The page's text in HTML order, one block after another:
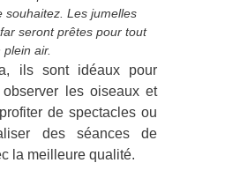
souhaitez. Les jumelles
seront prêtes pour tout
plein air.
ils sont idéaux pour
observer les oiseaux et
de spectacles ou
des séances de
la meilleure qualité.